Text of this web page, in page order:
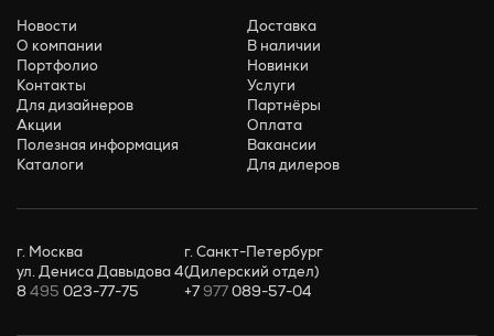
Новости
О компании
Портфолио
Контакты
Для дизайнеров
Акции
Полезная информация
Каталоги
Доставка
В наличии
Новинки
Услуги
Партнёры
Оплата
Вакансии
Для дилеров
г. Москва
ул. Дениса Давыдова 4
8495 023-77-75
г. Санкт-Петербург
(Дилерский отдел)
+7977089-57-04